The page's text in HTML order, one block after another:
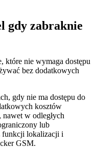
gdy zabraknie
które nie wymaga dostępu
bez dodatkowych
gdy nie ma dostępu do
kosztów
w odległych
lub
funkcji lokalizacji i
GSM.